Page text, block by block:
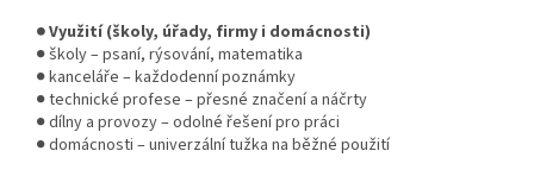
● Využití (školy, úřady, firmy i domácnosti)
● školy – psaní, rýsování, matematika
● kanceláře – každodenní poznámky
● technické profese – přesné značení a náčrty
● dílny a provozy – odolné řešení pro práci
● domácnosti – univerzální tužka na běžné použití